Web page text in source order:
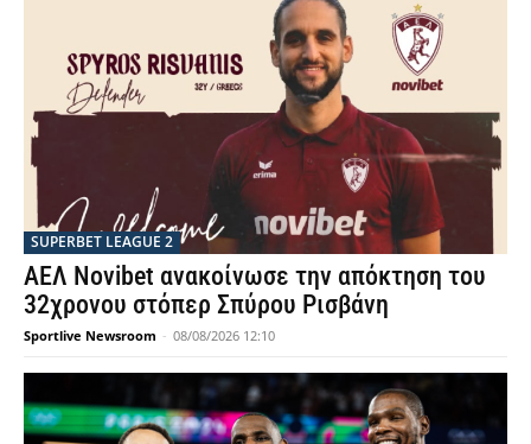
SUPERBET LEAGUE 2
ΑΕΛ Novibet ανακοίνωσε την απόκτηση του
32χρονου στόπερ Σπύρου Ρισβάνη
Sportlive Newsroom - 08/08/2026 12:10